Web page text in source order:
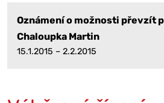
Oznámení o možnosti převzít
Chaloupka Martin
15.1.2015 – 2.2.2015